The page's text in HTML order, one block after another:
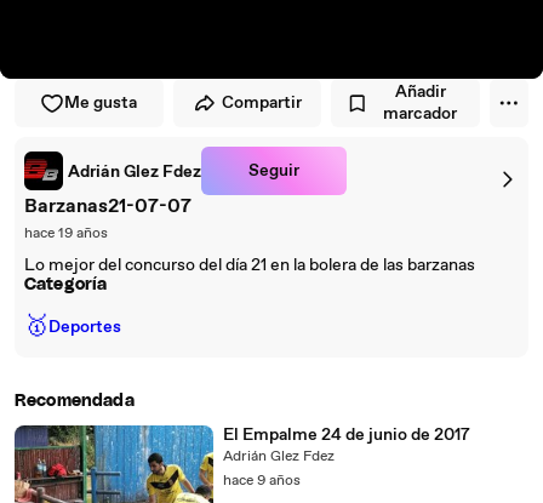
Me gusta Compartir
Añadir
marcador
Adrián Glez Fdez Seguir
Barzanas21-07-07
hace 19 años
Lo mejor del concurso del día 21 en la bolera de las barzanas
Categoría
🥇Deportes
Recomendada
El Empalme 24 de junio de 2017
Adrián Glez Fdez
hace 9 años